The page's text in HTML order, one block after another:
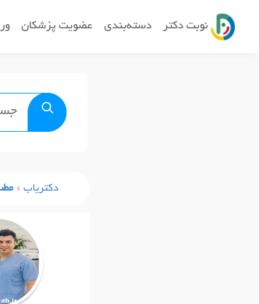
نوبت دکتر دسته‌بندی عضویت پزشکان
دکتریاب